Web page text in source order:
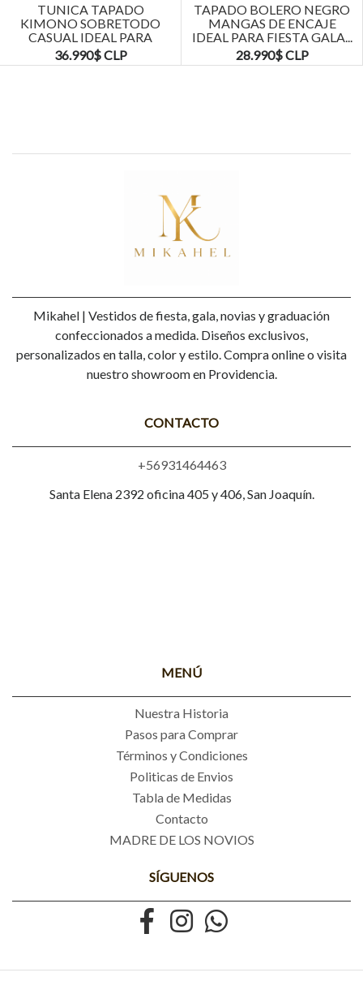
TUNICA TAPADO
KIMONO SOBRETODO
CASUAL IDEAL PARA
FIESTA COCTEL. TALLA...
36.990$ CLP
TAPADO BOLERO NEGRO
MANGAS DE ENCAJE
IDEAL PARA FIESTA GALA...
28.990$ CLP
Mikahel | Vestidos de fiesta, gala, novias y graduación
confeccionados a medida. Diseños exclusivos,
personalizados en talla, color y estilo. Compra online o visita
nuestro showroom en Providencia.
CONTACTO
+56931464463
Santa Elena 2392 oficina 405 y 406, San Joaquín.
MENÚ
Nuestra Historia
Pasos para Comprar
Términos y Condiciones
Politicas de Envios
Tabla de Medidas
Contacto
MADRE DE LOS NOVIOS
SÍGUENOS